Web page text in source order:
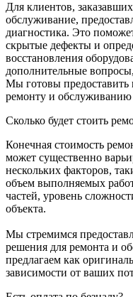
Для клиентов,
обслуживание,
диагностика. Это
скрытые дефекты и
восстановления
дополнительные вопросы,
Мы готовы предоставить
ремонту и обслуживанию
Сколько будет стоить
Конечная стоимость
может существенно
нескольких факторов,
объем выполняемых
частей, уровень
объекта.
Мы стремимся
решения для ремонта и
предлагаем как
зависимости от ваших